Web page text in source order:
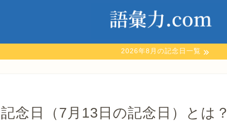
2026年8月の記念日一覧
念日（7月13日の記念日）とは？